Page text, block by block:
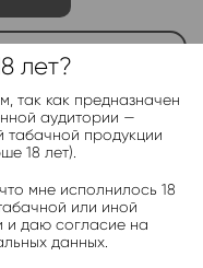
день!
лет?
так как предназначен
аудитории —
табачной продукции
18 лет).
мне исполнилось 18
или иной
и даю согласие на
данных.